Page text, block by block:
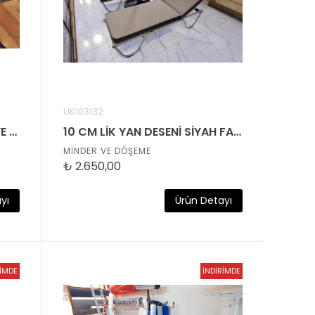
LEKE TUTMAZ İTHAL SANDELYE MİNDERİ
UK103132
10 CM LİK YAN DESENİ SİYAH FAÇALI KOYU GRİ RENK ŞEZLONG MİNDERİ
MİNDER VE DÖŞEME
₺2.650,00
Ürün Detayı
İNDİRİMDE